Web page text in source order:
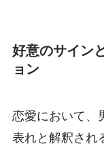
好意のサイン
ョン
恋愛において、
表れと解釈され